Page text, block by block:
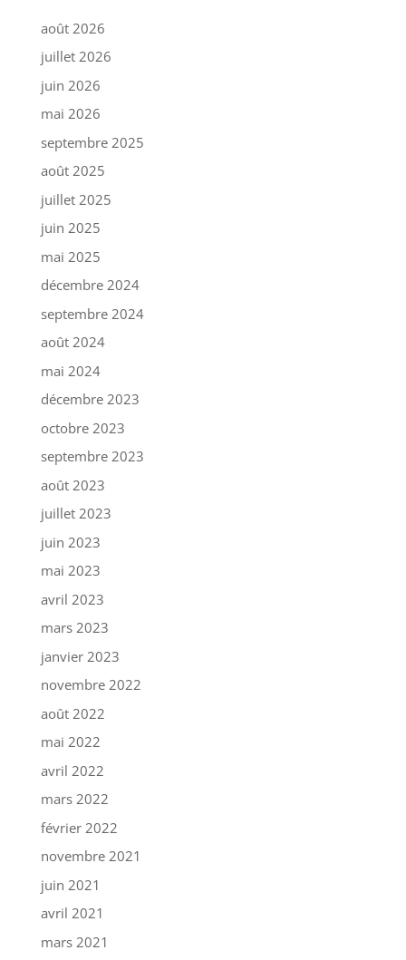
août 2026
juillet 2026
juin 2026
mai 2026
septembre 2025
août 2025
juillet 2025
juin 2025
mai 2025
décembre 2024
septembre 2024
août 2024
mai 2024
décembre 2023
octobre 2023
septembre 2023
août 2023
juillet 2023
juin 2023
mai 2023
avril 2023
mars 2023
janvier 2023
novembre 2022
août 2022
mai 2022
avril 2022
mars 2022
février 2022
novembre 2021
juin 2021
avril 2021
mars 2021